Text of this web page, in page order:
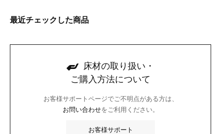
最近チェックした商品
床材の取り扱い・
ご購入方法について
お客様サポートページでご不明点がある方は、
お問い合わせをご利用ください。
お客様サポート